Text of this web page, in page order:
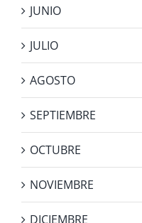
JUNIO
JULIO
AGOSTO
SEPTIEMBRE
OCTUBRE
NOVIEMBRE
DICIEMBRE